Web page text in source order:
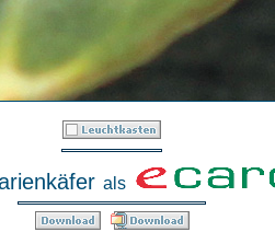
als